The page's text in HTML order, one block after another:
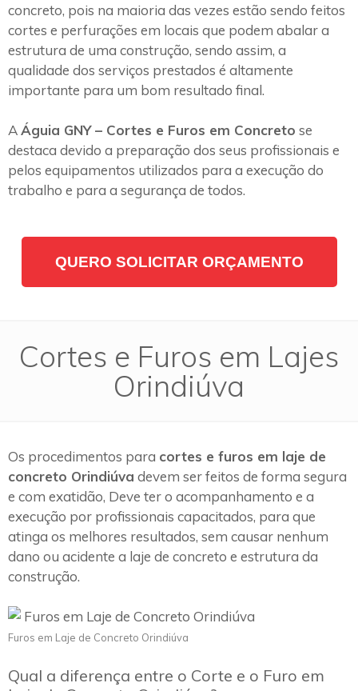
concreto, pois na maioria das vezes estão sendo feitos
cortes e perfurações em locais que podem abalar a
estrutura de uma construção, sendo assim, a
qualidade dos serviços prestados é altamente
importante para um bom resultado final.
AÁguia GNY – Cortes e Furos em Concreto se
destaca devido a preparação dos seus profissionais e
pelos equipamentos utilizados para a execução do
trabalho e para a segurança de todos.
QUERO SOLICITAR ORÇAMENTO
Cortes e Furos em Lajes
Orindiúva
Os procedimentos para cortes e furos em laje de
concreto Orindiúva devem ser feitos de forma segura
e com exatidão, Deve ter o acompanhamento e a
execução por profissionais capacitados, para que
atinga os melhores resultados, sem causar nenhum
dano ou acidente a laje de concreto e estrutura da
construção.
Furos em Laje de Concreto Orindiúva
Qual a diferença entre o Corte e o Furo em